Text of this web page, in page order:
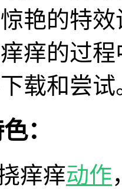
艳的特
痒的过
载和尝试
：
痒痒动作